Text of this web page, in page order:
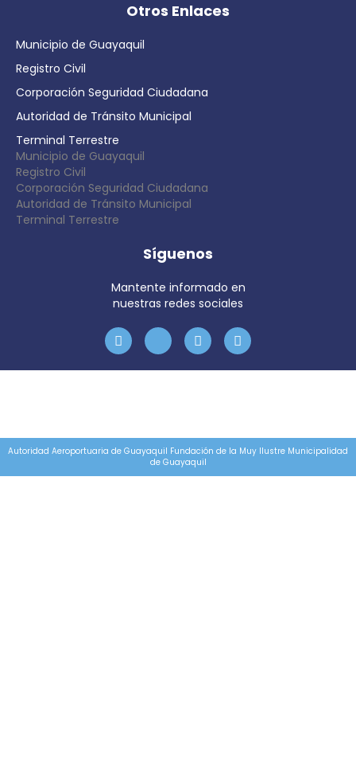
Otros Enlaces
Municipio de Guayaquil
Registro Civil
Corporación Seguridad Ciudadana
Autoridad de Tránsito Municipal
Terminal Terrestre
Municipio de Guayaquil
Registro Civil
Corporación Seguridad Ciudadana
Autoridad de Tránsito Municipal
Terminal Terrestre
Síguenos
Mantente informado en
nuestras redes sociales
Autoridad Aeroportuaria de Guayaquil Fundación de la Muy Ilustre Municipalidad
de Guayaquil